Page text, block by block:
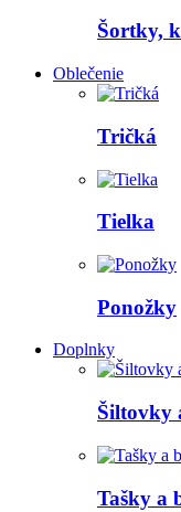
Šortky,
Oblečenie
Tričká
Tielka
Ponožky
Doplnky
Šiltovky
Tašky a